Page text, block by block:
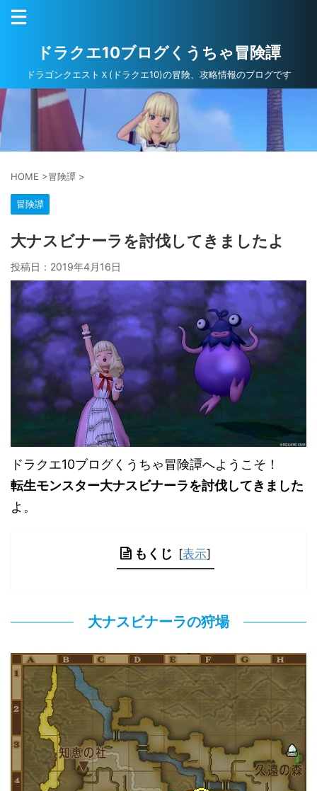
ドラクエ10ブログくうちゃ冒険譚
ドラゴンクエストＸ(ドラクエ10)の冒険、攻略情報のブログです
HOME >冒険譚 >
冒険譚
大ナスビナーラを討伐してきましたよ
投稿日： 2019年4月16日
ドラクエ10ブログくうちゃ冒険譚へようこそ！
転生モンスター大ナスビナーラを討伐してきました
よ。
もくじ [表示]
大ナスビナーラの狩場